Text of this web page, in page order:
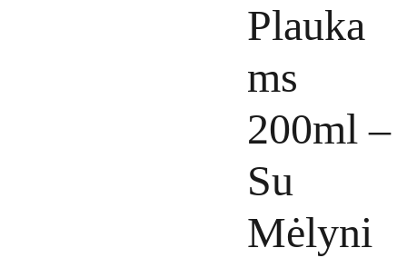
Plauka
ms
200ml –
Su
Mėlyni